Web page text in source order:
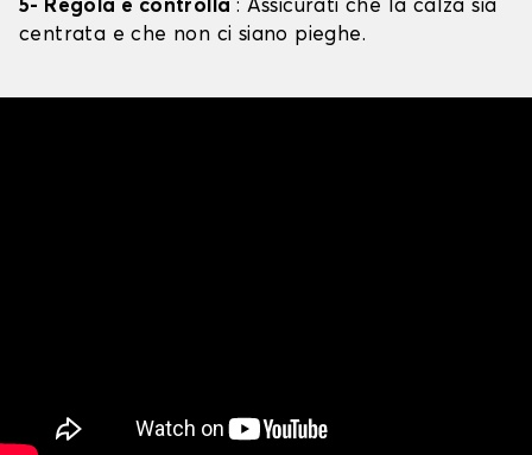
5- Regola e controlla : Assicurati che la calza sia
centrata e che non ci siano pieghe.